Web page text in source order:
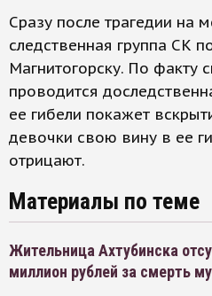
Сразу после трагедии на
следственная группа СК
Магнитогорску. По факту
проводится
ее гибели покажет
девочки свою вину в ее
отрицают.
Материалы по теме
Жительница Ахтубинска
миллион рублей за смерть